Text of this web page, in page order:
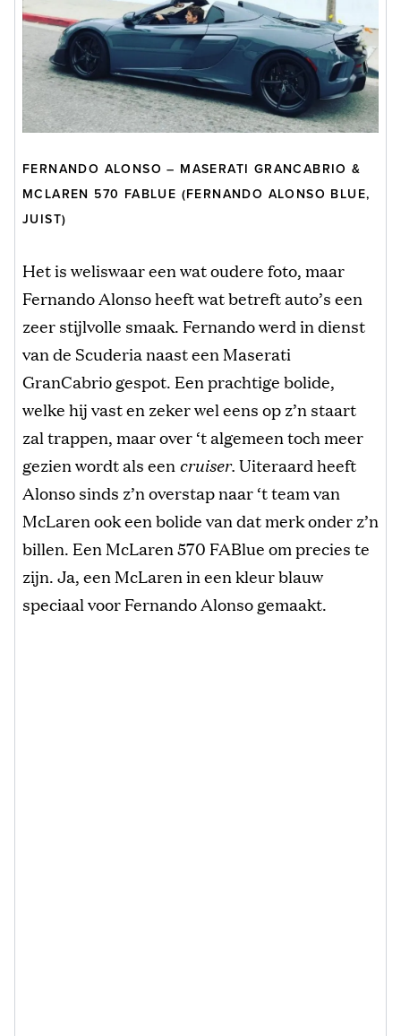
FERNANDO ALONSO – MASERATI GRANCABRIO &
MCLAREN 570 FABLUE (FERNANDO ALONSO BLUE,
JUIST)
Het is weliswaar een wat oudere foto, maar
Fernando Alonso heeft wat betreft auto’s een
zeer stijlvolle smaak. Fernando werd in dienst
van de Scuderia naast een Maserati
GranCabrio gespot. Een prachtige bolide,
welke hij vast en zeker wel eens op z’n staart
zal trappen, maar over ‘t algemeen toch meer
gezien wordt als eencruiser.Uiteraard heeft
Alonso sinds z’n overstap naar ‘t team van
McLaren ook een bolide van dat merk onder z’n
billen. Een McLaren 570 FABlue om precies te
zijn. Ja, een McLaren in een kleur blauw
speciaal voor Fernando Alonso gemaakt.